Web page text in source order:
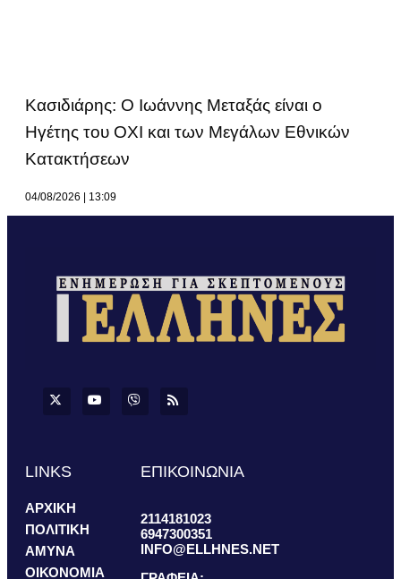
Κασιδιάρης: Ο Ιωάννης Μεταξάς είναι ο
Ηγέτης του ΟΧΙ και των Μεγάλων Εθνικών
Κατακτήσεων
04/08/2026 13:09
LINKS
ΑΡΧΙΚΗ
ΠΟΛΙΤΙΚΗ
ΑΜΥΝΑ
ΟΙΚΟΝΟΜΙΑ
ΕΠΙΚΟΙΝΩΝΙΑ
2114181023
6947300351
INFO@ELLHNES.NET